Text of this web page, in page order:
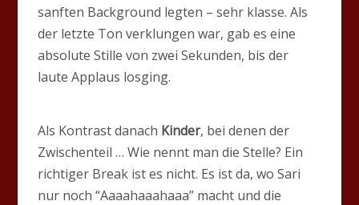
sanften Background legten – sehr klasse. Als
der letzte Ton verklungen war, gab es eine
absolute Stille von zwei Sekunden, bis der
laute Applaus losging.
Als Kontrast danach Kinder, bei denen der
Zwischenteil … Wie nennt man die Stelle? Ein
richtiger Break ist es nicht. Es ist da, wo Sari
nur noch “Aaaahaaahaaa” macht und die